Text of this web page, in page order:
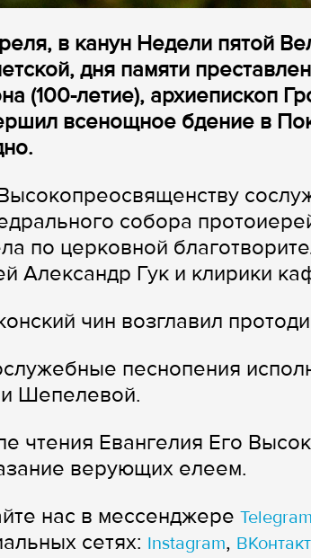
в канун Недели пятой
дня памяти
(100-летие), архиепископ
всенощное бдение в
собора
по церковной
Александр Гук и клирики
чин возглавил
песнопения
Шепелевой.
чтения Евангелия Его
верующих елеем.
нас в мессенджере Telegram
сетях: Instagram,